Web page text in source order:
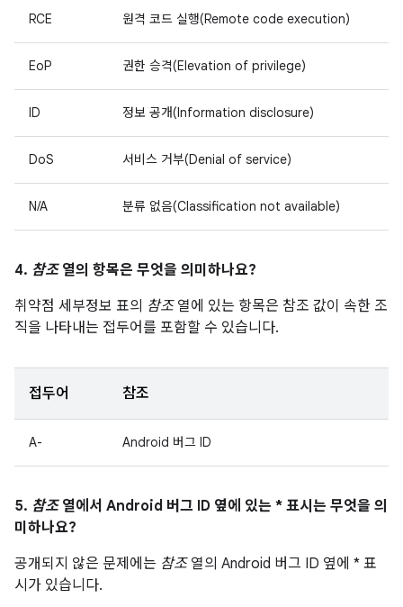
RCE 원격 코드 실행(Remote code execution)
EoP 권한 승격(Elevation of privilege)
ID 정보 공개(Information disclosure)
DoS 서비스 거부(Denial of service)
N/A 분류 없음(Classification not available)
4. 참조열의 항목은 무엇을 의미하나요?
취약점 세부정보 표의 참조열에 있는 항목은 참조 값이 속한 조
직을 나타내는 접두어를 포함할 수 있습니다.
접두어 참조
A- Android 버그 ID
5. 참조열에서 Android 버그 ID 옆에 있는 * 표시는 무엇을 의
미하나요?
공개되지 않은 문제에는 참조열의 Android 버그 ID 옆에 * 표
시가 있습니다.